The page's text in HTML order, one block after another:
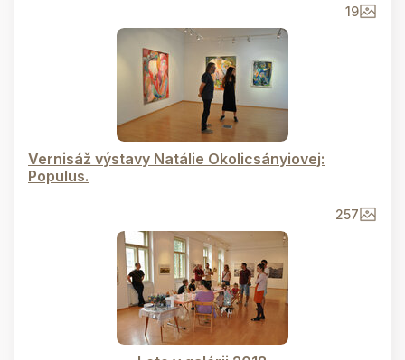
19
Vernisáž výstavy Natálie Okolicsányiovej:
Populus.
257